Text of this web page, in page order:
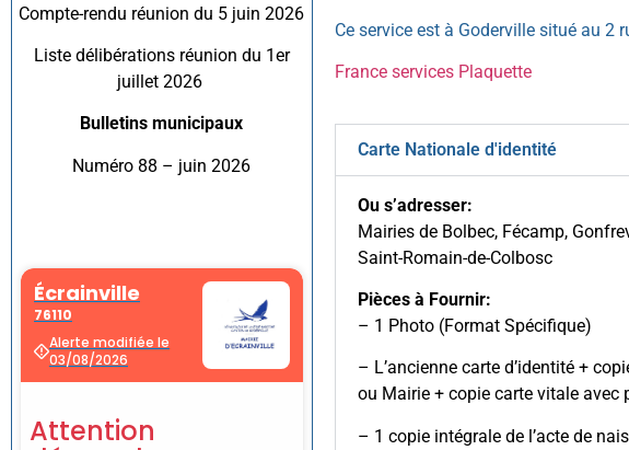
Compte-rendu réunion du 5 juin 2026
Liste délibérations réunion du 1er
juillet 2026
Bulletins municipaux
Numéro 88 – juin 2026
Ce service est à Goderville situé au 2
France services Plaquette
Carte Nationale d'identité
Ou s’adresser:
Mairies de Bolbec, Fécamp,
Saint-Romain-de-Colbosc
Pièces à Fournir:
– 1 Photo (Format Spécifique)
– L’ancienne carte d’identité +
ou Mairie + copie carte vitale avec
– 1 copie intégrale de l’acte de